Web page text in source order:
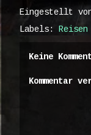
Eingestellt
Labels:
Reisen
Keine
Kommentar